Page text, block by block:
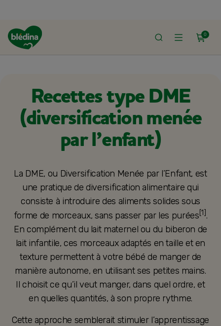
0
RECETTES BLÉDINA
Recettes type DME
(diversification menée
par l’enfant)
La DME, ou Diversification Menée par l’Enfant, est
une pratique de diversification alimentaire qui
consiste à introduire des aliments solides sous
forme de morceaux, sans passer par les purées[1].
En complément du lait maternel ou du biberon de
lait infantile, ces morceaux adaptés en taille et en
texture permettent à votre bébé de manger de
manière autonome, en utilisant ses petites mains.
Il choisit ce qu’il veut manger, dans quel ordre, et
en quelles quantités, à son propre rythme.
Cette approche semblerait stimuler l’apprentissage